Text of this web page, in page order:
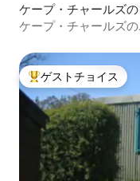
ケープ・チャールズ
ケープ・チャールズ
大好評のゲストチョイ
ゲストチョイス